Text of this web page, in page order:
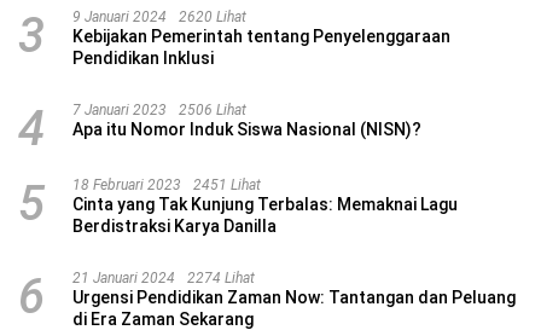
3 9 Januari 2024 2620 Lihat
Kebijakan Pemerintah tentang Penyelenggaraan
Pendidikan Inklusi
4 7 Januari 2023 2506 Lihat
Apa itu Nomor Induk Siswa Nasional (NISN)?
5 18 Februari 2023 2451 Lihat
Cinta yang Tak Kunjung Terbalas: Memaknai Lagu
Berdistraksi Karya Danilla
6 21 Januari 2024 2274 Lihat
Urgensi Pendidikan Zaman Now: Tantangan dan Peluang
di Era Zaman Sekarang